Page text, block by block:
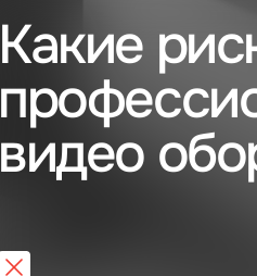
Какие
видео